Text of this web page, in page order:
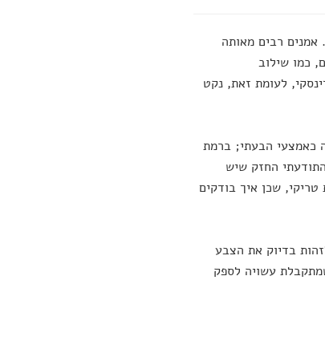
אמנים רבים מאותה
כמו שילוב
לעומת זאת, נקט
כאמצעי הבעתי; ברמת
החזק שיש
שכן איך בודקים
בדיוק את הצבע
עשויה לספק